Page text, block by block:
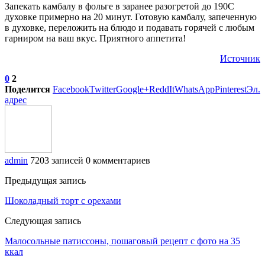
Запекать камбалу в фольге в заранее разогретой до 190С
духовке примерно на 20 минут. Готовую камбалу, запеченную
в духовке, переложить на блюдо и подавать горячей с любым
гарниром на ваш вкус. Приятного аппетита!
Источник
0 2
Поделится FacebookTwitterGoogle+ReddItWhatsAppPinterestЭл.
адрес
admin 7203 записей 0 комментариев
Предыдущая запись
Шоколадный торт с орехами
Следующая запись
Малосольные патиссоны, пошаговый рецепт с фото на 35
ккал